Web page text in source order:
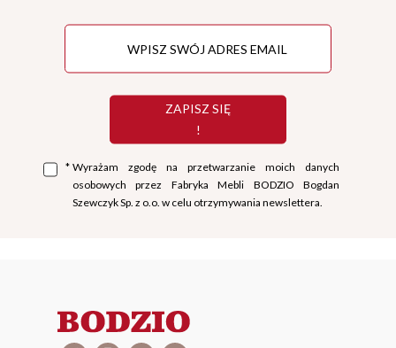
ZAPISZ SIĘ
!
* Wyrażam zgodę na przetwarzanie moich danych
osobowych przez Fabryka Mebli BODZIO Bogdan
Szewczyk Sp. z o.o. w celu otrzymywania newslettera.